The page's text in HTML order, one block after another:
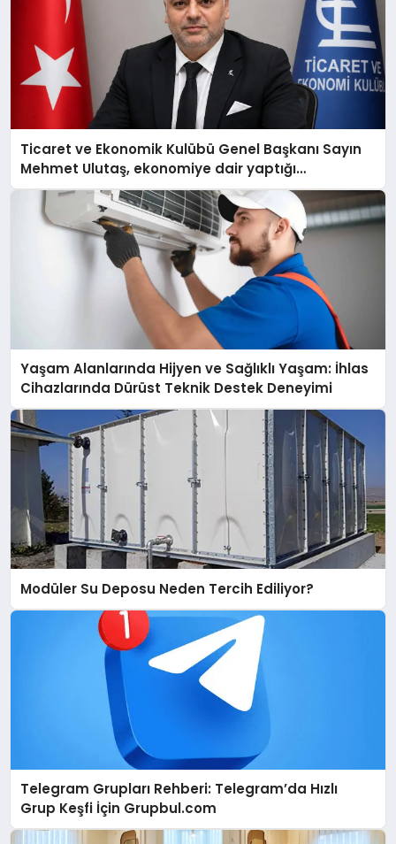
Ticaret ve Ekonomik Kulübü Genel Başkanı Sayın
Mehmet Ulutaş, ekonomiye dair yaptığı
açıklamada şunları kaydetti:
Yaşam Alanlarında Hijyen ve Sağlıklı Yaşam: İhlas
Cihazlarında Dürüst Teknik Destek Deneyimi
Modüler Su Deposu Neden Tercih Ediliyor?
Telegram Grupları Rehberi: Telegram’da Hızlı
Grup Keşfi İçin Grupbul.com